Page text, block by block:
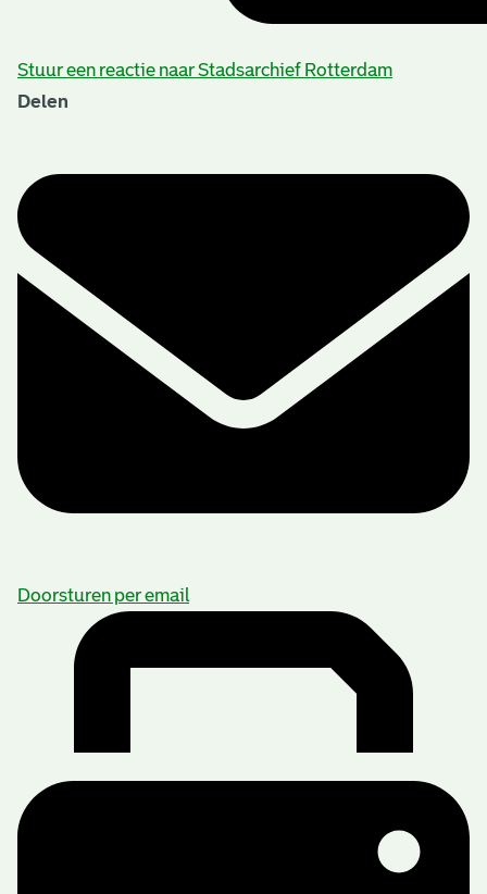
Stuur een reactie naar Stadsarchief Rotterdam
Delen
Doorsturen per email